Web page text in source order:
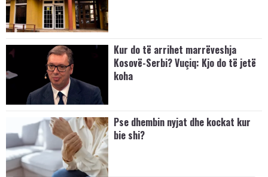
Kur do të arrihet marrëveshja
Kosovë-Serbi? Vuçiq: Kjo do të jetë
koha
Pse dhembin nyjat dhe kockat kur
bie shi?